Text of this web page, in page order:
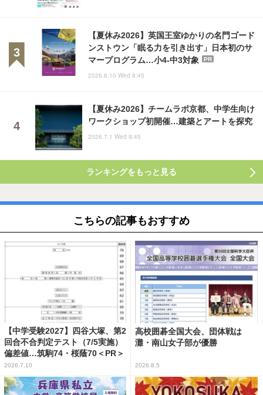
【夏休み2026】英国王室ゆかりの名門ゴード
ンストウン「眠る力を引き出す」日本初のサ
マープログラム…小4-中3対象
PR
2026.6.10 Wed 8:45
【夏休み2026】チームラボ京都、中学生向け
ワークショップ初開催…建築とアートを探究
2026.7.1 Wed 9:45
ランキングをもっと見る
こちらの記事もおすすめ
【中学受験2027】四谷大塚、第2
回合不合判定テスト（7/5実施）
偏差値…筑駒74・桜蔭70＜PR＞
2026.7.10
高校囲碁全国大会、団体戦は
灘・南山女子部が優勝
2026.8.5